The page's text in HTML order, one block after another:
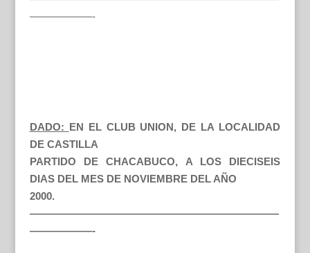
——————-
DADO: EN EL CLUB UNION, DE LA LOCALIDAD
DE CASTILLA
PARTIDO DE CHACABUCO, A LOS DIECISEIS
DIAS DEL MES DE NOVIEMBRE DEL AÑO
2000.
————————————————————————
——————-